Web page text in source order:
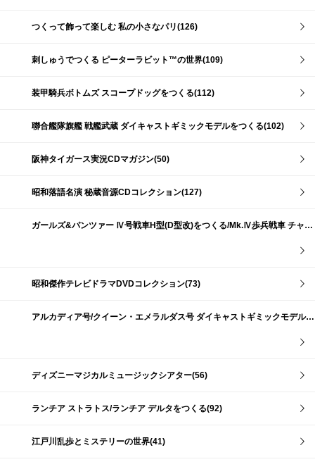
つくって飾って楽しむ 私の小さなパリ(126)
刺しゅうでつくる ピーターラビット™の世界(109)
装甲騎兵ボトムズ スコープドッグをつくる(112)
聯合艦隊旗艦 戦艦武蔵 ダイキャストギミックモデルをつくる(102)
阪神タイガース実況CDマガジン(50)
昭和落語名演 秘蔵音源CDコレクション(127)
ガールズ&パンツァー Ⅳ号戦車H型(D型改)をつくる/Mk.Ⅳ歩兵戦車 チャーチルMk.Ⅶをつくる(191)
昭和傑作テレビドラマDVDコレクション(73)
アルカディア号/クイーン・エメラルダス号 ダイキャストギミックモデルをつくる(159)
ディズニーマジカルミュージックシアター(56)
ランチア ストラトス/ランチア デルタをつくる(92)
江戸川乱歩とミステリーの世界(41)